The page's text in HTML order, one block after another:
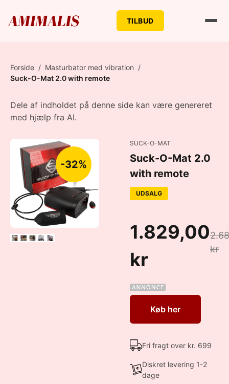
TILBUD
Forside / Masturbator med vibration /
Suck-O-Mat 2.0 with remote
Dele af indholdet på denne side kan være genereret
med hjælp fra AI.
-32%
SUCK-O-MAT
Suck-O-Mat 2.0
with remote
UDSALG
1.829,00
kr
kr
Køb her
Fri fragt over kr. 699
Diskret levering 1-2
dage